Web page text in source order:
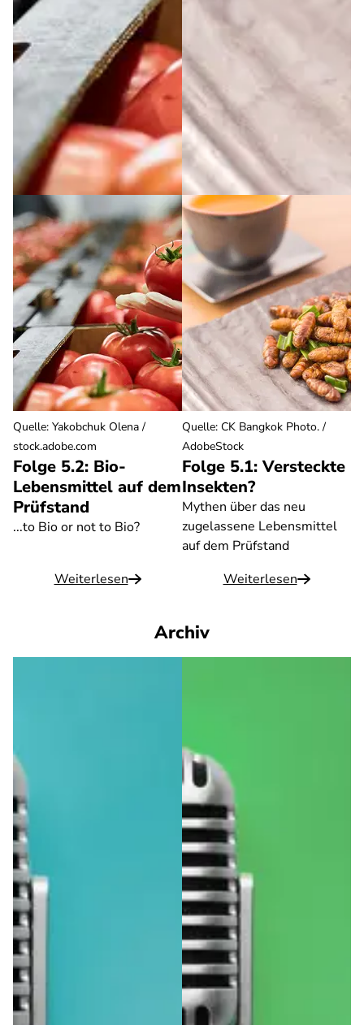
Folge 5.2: Bio-
Lebensmittel auf dem
Prüfstand
...to Bio or not to Bio?
Weiterlesen
Quelle: Yakobchuk Olena /
stock.adobe.com
Folge 5.1: Versteckte
Insekten?
Mythen über das neu
zugelassene Lebensmittel
auf dem Prüfstand
Weiterlesen
Quelle: CK Bangkok Photo. /
AdobeStock
Archiv